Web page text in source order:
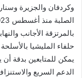
وكردفان والجزيرة
بالمرتزقة الأجانب
حلفاء المليشيا
يمكن للمتابعين بدقة
الدعم السريع